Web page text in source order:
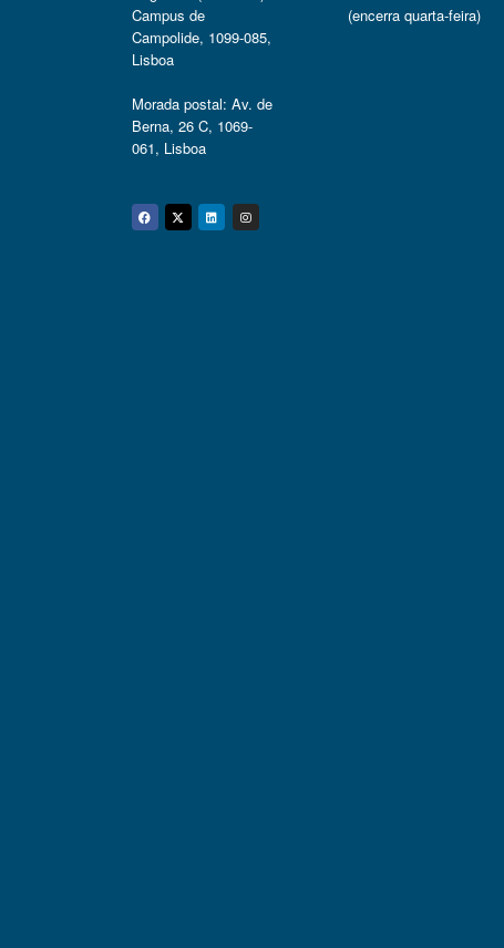
Campus de
Campolide, 1099-085,
Lisboa
Morada postal: Av. de
Berna, 26 C, 1069-
061, Lisboa
Facebook
Twitter
Linkedin
Instagram
(encerra quarta-feira)